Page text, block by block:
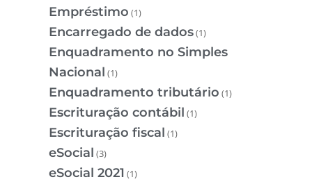
Empréstimo (1)
Encarregado de dados(1)
Enquadramento no Simples
Nacional (1)
Enquadramento tributário (1)
Escrituração contábil (1)
Escrituração fiscal (1)
eSocial (3)
eSocial 2021 (1)